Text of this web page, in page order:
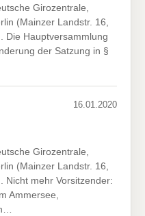
Girozentrale,
(Mainzer Landstr. 16,
Die Hauptversammlung
der Satzung in §
16.01.2020
Girozentrale,
(Mainzer Landstr. 16,
Nicht mehr Vorsitzender:
Ammersee,